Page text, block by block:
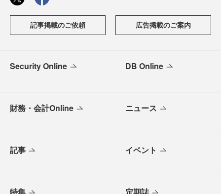
記事掲載のご依頼 広告掲載のご案内
Security Online DB Online
財務・会計Online ニュース
記事 イベント